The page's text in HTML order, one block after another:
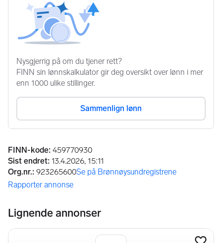
Annonseinformasjon
FINN-kode: 459770930
Sist endret: 13.4.2026, 15:11
Org.nr.: 923265600Se på Brønnøysundregistrene
(åpnes i ny fane)
Rapporter annonse